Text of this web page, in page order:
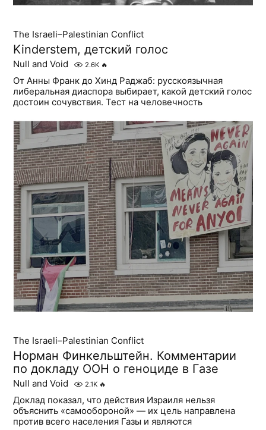
The Israeli–Palestinian Conflict
Kinderstem, детский голос
Null and Void 2.6K 🔥
От Анны Франк до Хинд Раджаб: русскоязычная
либеральная диаспора выбирает, какой детский голос
достоин сочувствия. Тест на человечность
The Israeli–Palestinian Conflict
Норман Финкельштейн. Комментарии
по докладу ООН о геноциде в Газе
Null and Void 2.1K 🔥
Доклад показал, что действия Израиля нельзя
объяснить «самообороной» — их цель направлена
против всего населения Газы и являются